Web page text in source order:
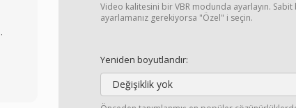
Video kalitesini bir VBR modunda ayarlayın. Sabit
ayarlamanız gerekiyorsa "Özel" i seçin.
Yeniden boyutlandır:
Değişiklik yok